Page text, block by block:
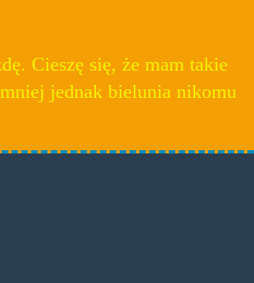
Cieszę się, że mam takie
jednak bielunia nikomu